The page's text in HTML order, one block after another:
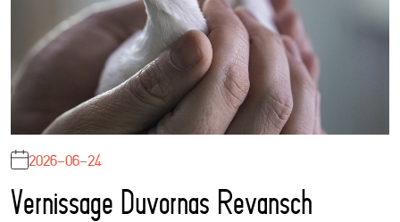
2026-06-24
Vernissage Duvornas Revansch